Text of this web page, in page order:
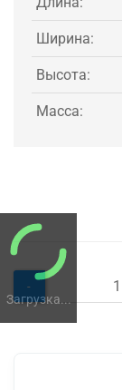
Загрузка...
Ширина:
Высота:
Масса:
-